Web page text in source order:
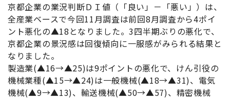
京都企業の業況判断ＤＩ値（「良い」－「悪い」）は、
全産業ベースで今回11月調査は前回8月調査から4ポイ
ント悪化の▲18となりました。3四半期ぶりの悪化で、
京都企業の景況感は回復傾向に一服感がみられる結果と
なりました。
製造業(▲16→▲25)は9ポイントの悪化で、けん引役の
機械業種(▲15→▲24)は一般機械(▲18→▲31)、電気
機械(▲9→▲13)、輸送機械(▲50→▲57)、精密機械